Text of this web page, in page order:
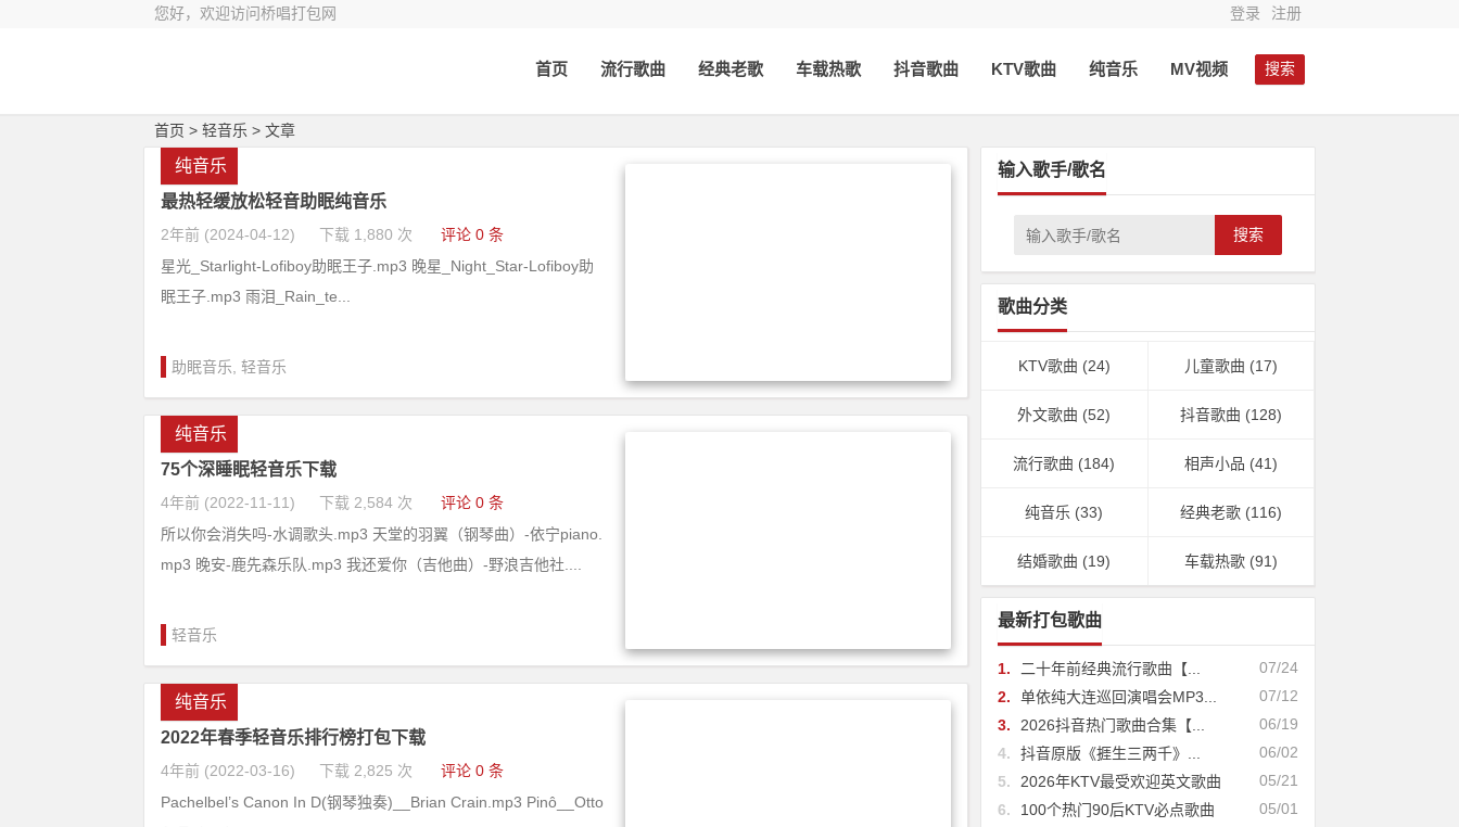
您好，欢迎访问桥唱打包网 登录 注册
搜索
首页 流行歌曲 经典老歌 车载热歌 抖音歌曲 KTV歌曲 纯音乐 MV视频
首页 > 轻音乐 > 文章
最热轻缓放松轻音助眠纯音乐
2年前 (2024-04-12) 下载 1,880 次 评论 0 条
纯音乐
星光_Starlight-Lofiboy助眠王子.mp3 晚星_Night_Star-Lofiboy助
眠王子.mp3 雨泪_Rain_te...
助眠音乐 轻音乐
75个深睡眠轻音乐下载
4年前 (2022-11-11) 下载 2,584 次 评论 0 条
纯音乐
所以你会消失吗-水调歌头.mp3 天堂的羽翼（钢琴曲）-依宁piano.
mp3 晚安-鹿先森乐队.mp3 我还爱你（吉他曲）-野浪吉他社....
轻音乐
2022年春季轻音乐排行榜打包下载
4年前 (2022-03-16) 下载 2,825 次 评论 0 条
纯音乐
Pachelbel’s Canon In D(钢琴独奏)__Brian Crain.mp3 Pinô__Otto
输入歌手/歌名
搜索
歌曲分类
KTV歌曲 (24) 儿童歌曲 (17)
外文歌曲 (52) 抖音歌曲 (128)
流行歌曲 (184) 相声小品 (41)
纯音乐 (33) 经典老歌(116)
结婚歌曲 (19) 车载热歌(91)
最新打包歌曲
07/24
1.
二十年前经典流行歌曲【...
07/12
2.
单依纯大连巡回演唱会MP3...
06/19
3.
2026抖音热门歌曲合集【...
06/02
4.
抖音原版《捱生三两千》...
05/21
5.
2026年KTV最受欢迎英文歌曲
05/01
6.
100个热门90后KTV必点歌曲